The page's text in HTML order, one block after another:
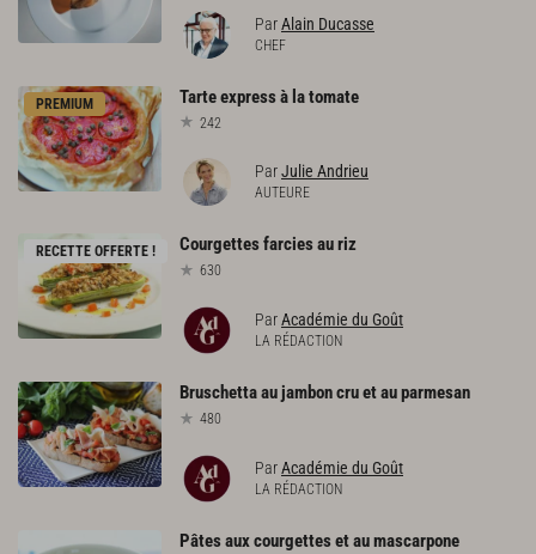
ParAlain Ducasse
CHEF
PREMIUM Tarteexpressà latomate
242
ParJulie Andrieu
AUTEURE
RECETTE OFFERTE ! Courgettesfarciesauriz
630
ParAcadémie du Goût
LA RÉDACTION
Bruschettaaujamboncruetauparmesan
480
ParAcadémie du Goût
LA RÉDACTION
Pâtesauxcourgettesetaumascarpone